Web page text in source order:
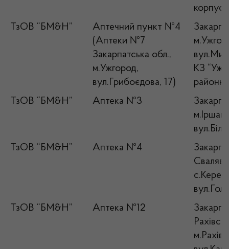
корпус,
ТзОВ “БМ&Н”
Аптечний пункт №4
(Аптеки №7
Закарпатська обл.,
м.Ужгород,
вул.Грибоєдова, 17)
КЗ
районна
ТзОВ “БМ&Н”
Аптека №3
ТзОВ “БМ&Н”
Аптека №4
ТзОВ “БМ&Н”
Аптека №12
м.Рахів,